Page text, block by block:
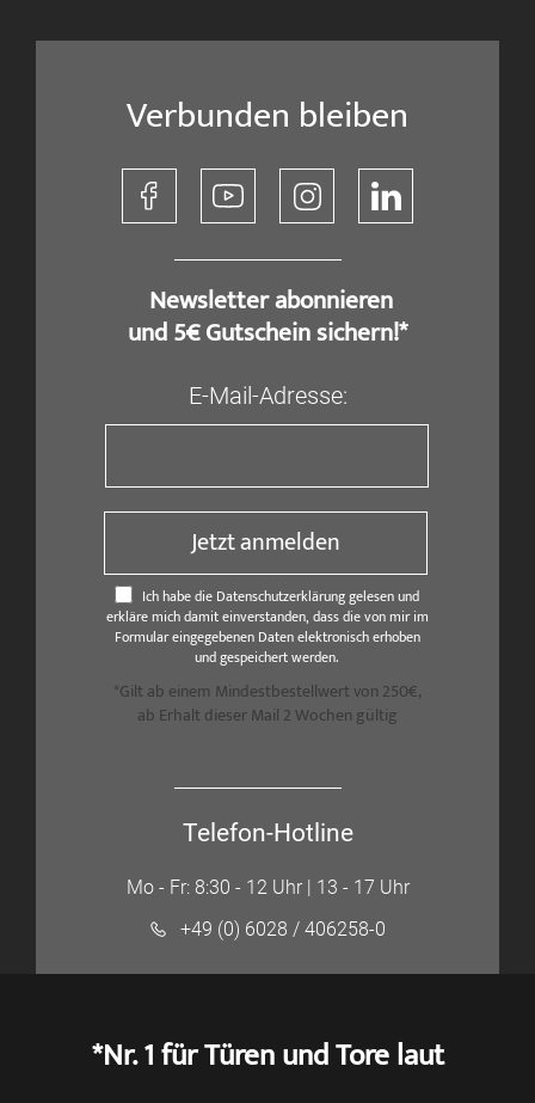
Verbunden bleiben
​ Newsletter abonnieren
und 5€ Gutschein sichern!*
E-Mail-Adresse:
Jetzt anmelden
Ich habe die Datenschutzerklärung gelesen und
erkläre mich damit einverstanden, dass die von mir im
Formular eingegebenen Daten elektronisch erhoben
und gespeichert werden.
*Gilt ab einem Mindestbestellwert von 250€,
ab Erhalt dieser Mail 2 Wochen gültig
Telefon-Hotline
Mo - Fr: 8:30 - 12 Uhr | 13 - 17 Uhr
+49 (0) 6028 / 406258-0
*Nr. 1 für Türen und Tore laut